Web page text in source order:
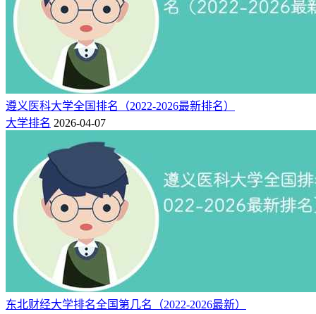
引进高水平人才37人次。
是否是985 否
是否是
211
否
是否是双
否 主管单位
创建时间
1952
年
博士点数
量
6
10 学校类型
所在城市
大连
市
办学层次
101计划,研究生院,保研,省重点,省
部共建
相关推荐：
东北财经大学怎么样_好不好（好评_差评）
东北财经大学专业排名（王牌优势专业排行榜）
遵义医科大学全国排名（2022-2026最新排名）
大学排名 2026-04-07
东北财经大学排名全国第几名（2022-2026最新）